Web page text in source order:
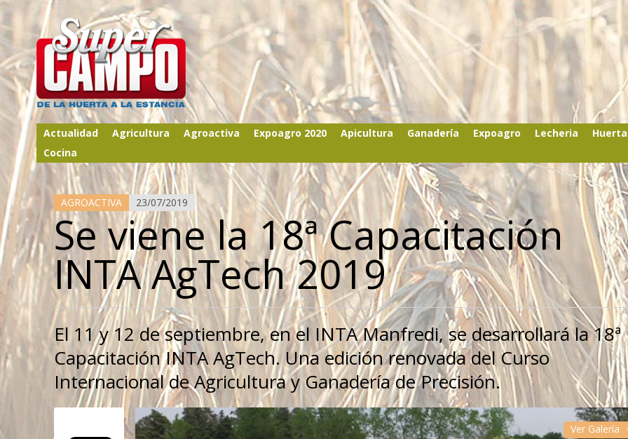
Actualidad Agricultura Agroactiva Expoagro 2020 Apicultura Ganadería Expoagro Lecheria
Cocina
AGROACTIVA 23/07/2019
Se viene la 18ª Capacitación
INTA AgTech 2019
El 11 y 12 de septiembre, en el INTA Manfredi, se desarrollará la 18ª
Capacitación INTA AgTech. Una edición renovada del Curso
Internacional de Agricultura y Ganadería de Precisión.
Ver Galería